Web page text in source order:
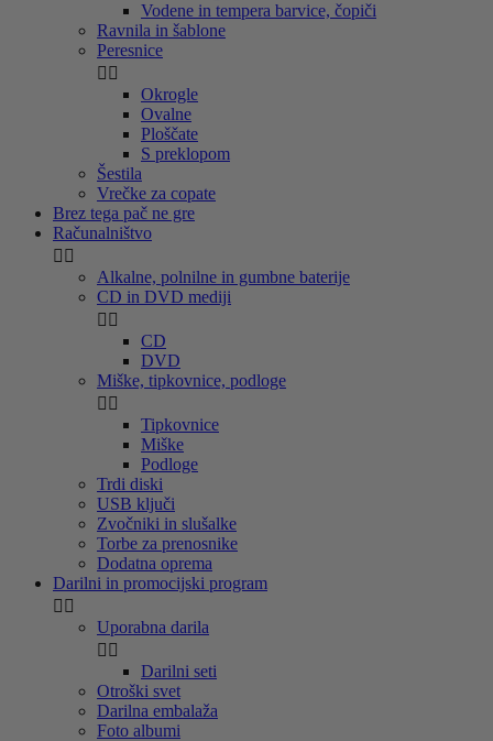
Vodene in tempera barvice, čopiči
Ravnila in šablone
Peresnice
 
Okrogle
Ovalne
Ploščate
S preklopom
Šestila
Vrečke za copate
Brez tega pač ne gre
Računalništvo
 
Alkalne, polnilne in gumbne baterije
CD in DVD mediji
 
CD
DVD
Miške, tipkovnice, podloge
 
Tipkovnice
Miške
Podloge
Trdi diski
USB ključi
Zvočniki in slušalke
Torbe za prenosnike
Dodatna oprema
Darilni in promocijski program
 
Uporabna darila
 
Darilni seti
Otroški svet
Darilna embalaža
Foto albumi